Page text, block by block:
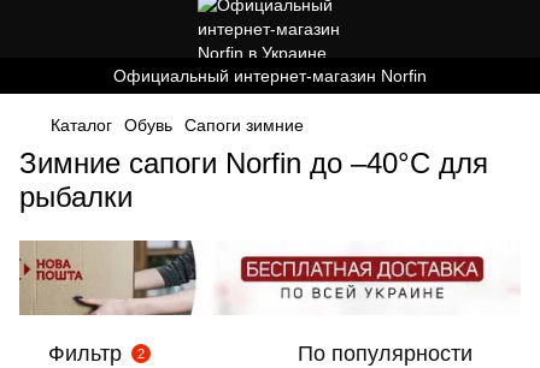
Официальный интернет-магазин Norfin
Каталог Обувь Cапоги зимние
Зимние сапоги Norfin до –40°C для
рыбалки
Фильтр 2 По популярности